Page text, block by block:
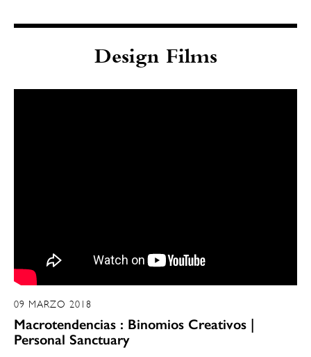
Design Films
09 MARZO 2018
Macrotendencias : Binomios Creativos |
Personal Sanctuary